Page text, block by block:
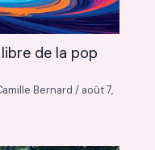
de la pop
Bernard/ août 7,